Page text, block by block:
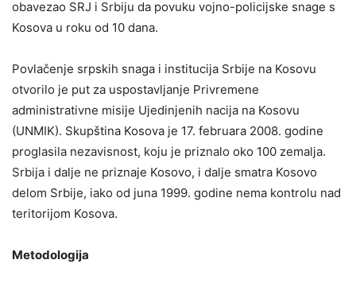
obavezao SRJ i Srbiju da povuku vojno-policijske snage s
Kosova u roku od 10 dana.
Povlačenje srpskih snaga i institucija Srbije na Kosovu
otvorilo je put za uspostavljanje Privremene
administrativne misije Ujedinjenih nacija na Kosovu
(UNMIK). Skupština Kosova je 17. februara 2008. godine
proglasila nezavisnost, koju je priznalo oko 100 zemalja.
Srbija i dalje ne priznaje Kosovo, i dalje smatra Kosovo
delom Srbije, iako od juna 1999. godine nema kontrolu nad
teritorijom Kosova.
Metodologija